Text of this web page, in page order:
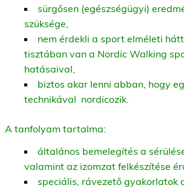
sürgősen (egészségügyi)
szüksége,
nem érdekli a sport elméleti
tisztában van a Nordic Walking
hatásaival,
biztos akar lenni abban, hogy
technikával nordicozik.
A tanfolyam tartalma:
általános bemelegítés a
valamint az izomzat felkészítése
speciális, rávezető gyakorlatok